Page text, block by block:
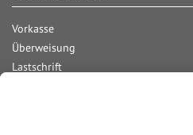
Vorkasse
Überweisung
Lastschrift